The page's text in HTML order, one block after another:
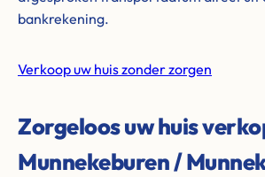
bankrekening.
Verkoop uw huis zonder zorgen
Zorgeloos uw huis
Munnekeburen /